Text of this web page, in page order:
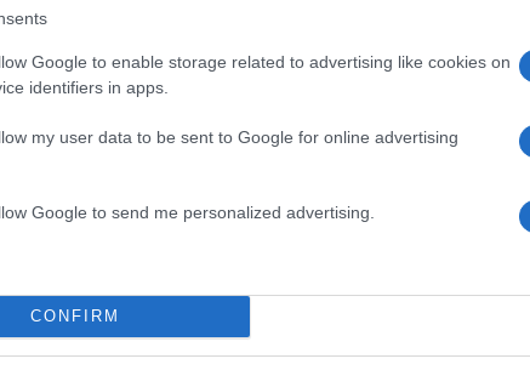
Google to enable storage related to advertising like cookies on
identifiers in apps.
my user data to be sent to Google for online advertising
Google to send me personalized advertising.
CONFIRM
Υποβολή σχολίου
από reCAPTCHA, ισχύουνΠολιτική Απορρήτου&Όροι Χρήσηςτης